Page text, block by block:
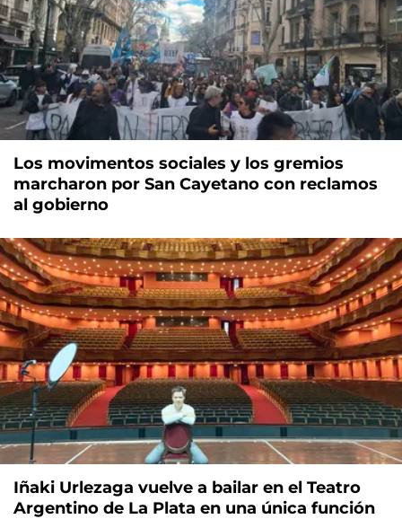
Los movimentos sociales y los gremios
marcharon por San Cayetano con reclamos
al gobierno
Iñaki Urlezaga vuelve a bailar en el Teatro
Argentino de La Plata en una única función